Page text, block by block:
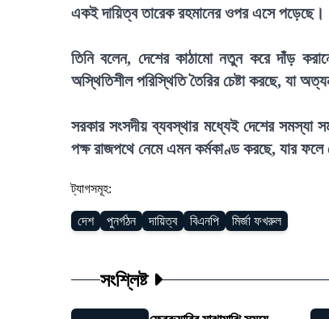
একই দায়িত্ব তারেক রহমানের ওপর এসে পড়েছে।
তিনি বলেন, দেশের কাঠামো নতুন করে দাঁড়
অস্থিতিশীল পরিস্থিতি তৈরির চেষ্টা করছে, যা
সরকার সংসদীয় ব্যবস্থার মধ্যেই দেশের সমস্যা
পক্ষ রাজপথে নেমে এমন কর্মকাণ্ড করছে, যার
ট্যাগসমূহ:
দেশ পুনর্গঠন দায়িত্ব বিএনপি মির্জা ফখরুল
সংশ্লিষ্ট